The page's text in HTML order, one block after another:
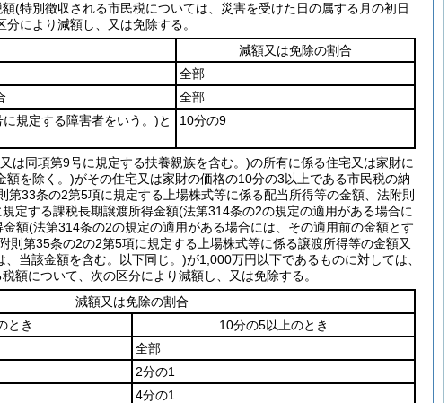
額(特別徴収される市民税については、災害を受けた日の属する月の初日
により減額し、又は免除する。
減額又は免除の割合
全部
全部
規定する障害者をいう。)と
10分の9
は同項第9号に規定する扶養親族を含む。)の所有に係る住宅又は家財に
額を除く。)がその住宅又は家財の価格の10分の3以上である市民税の納
第33条の2第5項に規定する上場株式等に係る配当所得等の金額、法附則
定する課税長期譲渡所得金額(法第314条の2の規定の適用がある場合に
金額(法第314条の2の規定の適用がある場合には、その適用前の金額とす
則第35条の2の2第5項に規定する上場株式等に係る譲渡所得等の金額又
当該金額を含む。以下同じ。)が1,000万円以下であるものに対しては、
額について、次の区分により減額し、又は免除する。
減額又は免除の割合
とき
10分の5以上のとき
全部
2分の1
4分の1